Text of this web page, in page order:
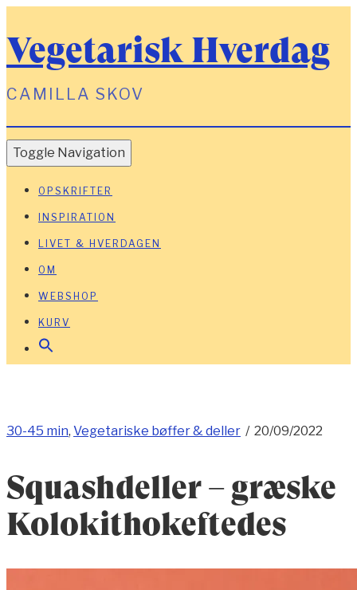
Vegetarisk Hverdag
CAMILLA SKOV
Toggle Navigation
OPSKRIFTER
INSPIRATION
LIVET & HVERDAGEN
OM
WEBSHOP
KURV
30-45 min, Vegetariske bøffer & deller / 20/09/2022
Squashdeller – græske
Kolokithokeftedes